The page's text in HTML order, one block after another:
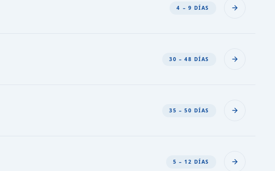
4 – 9 DÍAS
30 – 48 DÍAS
35 – 50 DÍAS
5 – 12 DÍAS